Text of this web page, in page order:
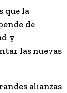
que la
de
y
las nuevas
alianzas